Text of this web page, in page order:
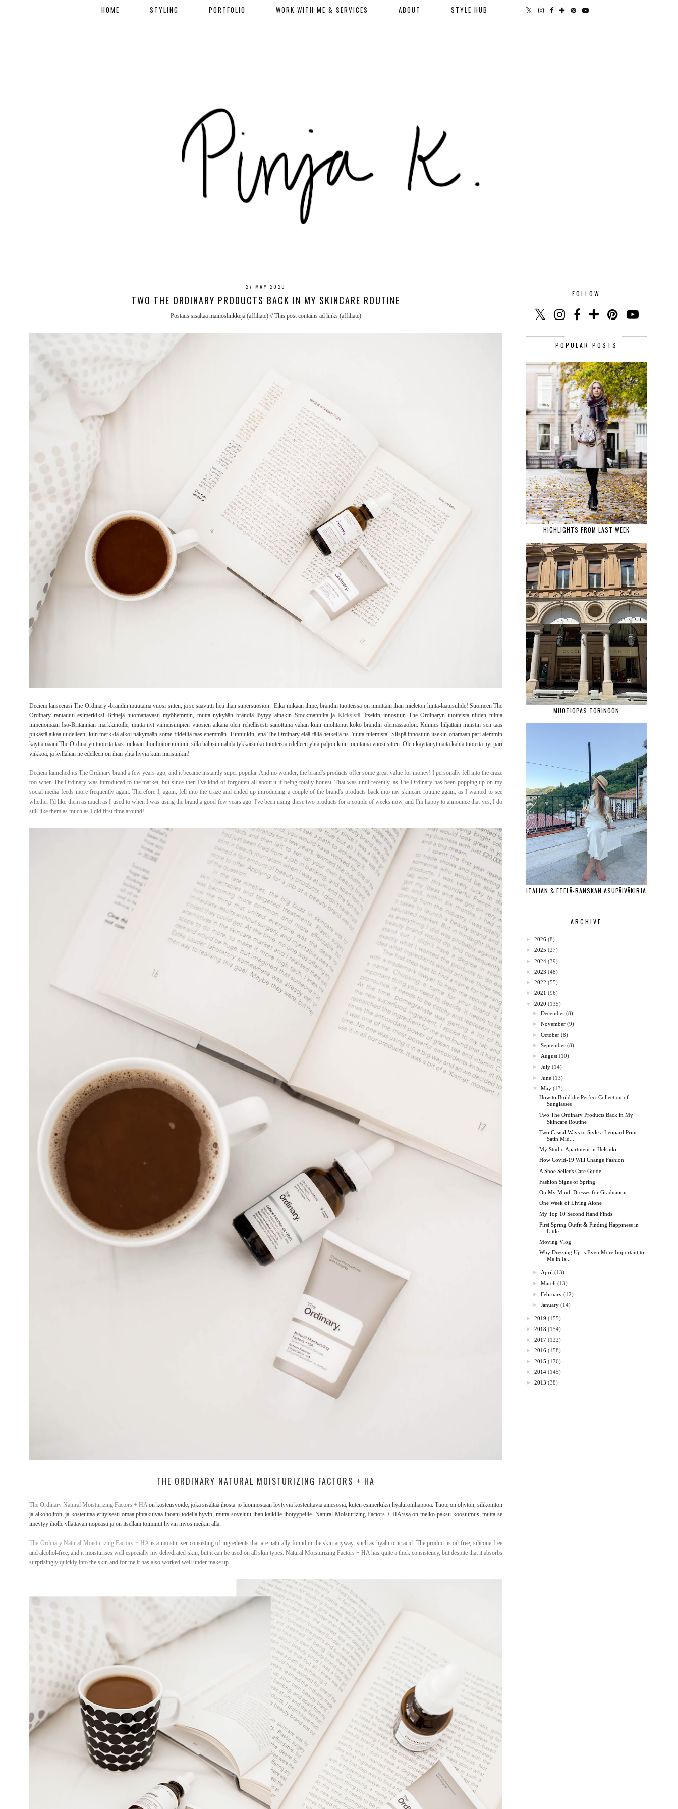
HOME STYLING PORTFOLIO WORK WITH ME & SERVICES ABOUT STYLE HUB
27 MAY 2020
TWO THE ORDINARY PRODUCTS BACK IN MY SKINCARE ROUTINE
Postaus sisältää mainoslinkkejä (affiliate) // This post contains ad links (affiliate)
Deciem lanseerasi The Ordinary -brändin muutama vuosi sitten, ja se saavutti heti ihan supersuosion. Eikä mikään ihme, brändin tuotteissa on nimittäin ihan mieletön hinta-laatusuhde! Suomeen The
Ordinary rantautui esimerkiksi Brittejä huomattavasti myöhemmin, mutta nykyään brändiä löytyy ainakin Stockmannilta ja Kicksistä. Itsekin innostuin The Ordinaryn tuotteista niiden tultua
nimenomaan Iso-Britannian markkinoille, mutta nyt viimeisimpien vuosien aikana olen rehellisesti sanottuna vähän kuin unohtanut koko brändin olemassaolon. Kunnes hiljattain muistin sen taas
pitkästä aikaa uudelleen, kun merkkiä alkoi näkymään some-fiideillä taas enemmän. Tuntuukin, että The Ordinary elää tällä hetkellä ns. 'uutta tulemista'. Siispä innostuin itsekin ottamaan pari aiemmin
käyttämääni The Ordinaryn tuotetta taas mukaan ihonhoitorutiiniini, sillä halusin nähdä tykkäisinkö tuotteista edelleen yhtä paljon kuin muutama vuosi sitten. Olen käyttänyt näitä kahta tuotetta nyt pari
viikkoa, ja kyllähän ne edelleen on ihan yhtä hyviä kuin muistinkin!
Deciem launched its The Ordinary brand a few years ago, and it became instantly super popular. And no wonder, the brand's products offer some great value for money! I personally fell into the craze
too when The Ordinary was introduced to the market, but since then I've kind of forgotten all about it if being totally honest. That was until recently, as The Ordinary has been popping up on my
social media feeds more frequently again. Therefore I, again, fell into the craze and ended up introducing a couple of the brand's products back into my skincare routine again, as I wanted to see
whether I'd like them as much as I used to when I was using the brand a good few years ago. I've been using these two products for a couple of weeks now, and I'm happy to announce that yes, I do
still like them as much as I did first time around!
THE ORDINARY NATURAL MOISTURIZING FACTORS + HA
The Ordinary Natural Moisturizing Factors + HA on kosteusvoide, joka sisältää ihosta jo luonnostaan löytyviä kosteuttavia ainesosia, kuten esimerkiksi hyaluronihappoa. Tuote on öljytön, silikoniton
ja alkoholiton, ja kosteuttaa erityisesti omaa pintakuivaa ihoani todella hyvin, mutta soveltuu ihan kaikille ihotyypeille. Natural Moisturizing Factors + HA:ssa on melko paksu koostumus, mutta se
imeytyy iholle yllättävän nopeasti ja on itselläni toiminut hyvin myös meikin alla.
The Ordinary Natural Moisturizing Factors + HA is a moisturiser consisting of ingredients that are naturally found in the skin anyway, such as hyaluronic acid. The product is oil-free, silicone-free
and alcohol-free, and it moisturises well especially my dehydrated skin, but it can be used on all skin types. Natural Moisturizing Factors + HA has quite a thick consistency, but despite that it absorbs
surprisingly quickly into the skin and for me it has also worked well under make up.
FOLLOW
POPULAR POSTS
HIGHLIGHTS FROM LAST WEEK
MUOTIOPAS TORINOON
ITALIAN & ETELÄ-RANSKAN ASUPÄIVÄKIRJA
ARCHIVE
► 2026 (8)
► 2025 (27)
► 2024 (39)
► 2023 (48)
► 2022 (55)
► 2021 (96)
▼
2020 (135)
►December (8)
►November (9)
►October (8)
►September (8)
► August (10)
►July (14)
►June (13)
▼
May (13)
How to Build the Perfect Collection of
Sunglasses
Two The Ordinary Products Back in My
Skincare Routine
Two Casual Ways to Style a Leopard Print
Satin Mid...
My Studio Apartment in Helsinki
How Covid-19 Will Change Fashion
A Shoe Seller's Care Guide
Fashion Signs of Spring
On My Mind: Dresses for Graduation
One Week of Living Alone
My Top 10 Second Hand Finds
First Spring Outfit & Finding Happiness in
Little ...
Moving Vlog
Why Dressing Up is Even More Important to
Me in Is...
► April (13)
►March (13)
►February (12)
►January (14)
► 2019 (155)
► 2018 (154)
► 2017 (122)
► 2016 (158)
► 2015 (176)
► 2014 (145)
► 2013 (38)